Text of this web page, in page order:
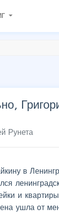
Рунета
в
и
ушла от